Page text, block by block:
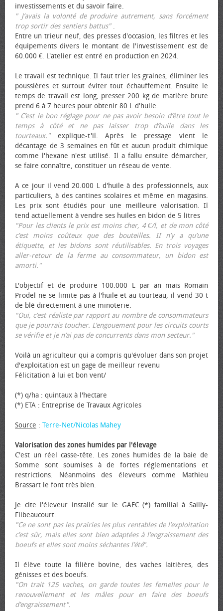
investissements et du savoir faire.
" J’avais la volonté de produire autrement, sans forcément
trop sortir des sentiers battus".
Entre un trieur neuf, des presses d'occasion, les filtres et les
équipements divers le montant de l'investissement est de
60.000 €. L'atelier est entré en production en 2024.
Le travail est technique. Il faut trier les graines, éliminer les
poussières et surtout éviter tout échauffement. Ensuite le
temps de travail est long, presser 200 kg de matière brute
prend 6 à 7 heures pour obtenir 80 L d'huile.
" C’est le bon réglage pour ne pas avoir besoin d’être tout le
temps à côté et ne pas laisser trop d’huile dans les
tourteaux."explique-t'il. Après le pressage vient le
décantage de 3 semaines en fût et aucun produit chimique
comme l'hexane n'est utilisé. Il a fallu ensuite démarcher,
se faire connaître, constituer un réseau de vente.
A ce jour il vend 20.000 L d'huile à des professionnels, aux
particuliers, à des cantines scolaires et même en magasins.
Les prix sont étudiés pour une meilleure valorisation. Il
tend actuellement à vendre ses huiles en bidon de 5 litres
"Pour les clients le prix est moins cher, 4 €/l, et de mon côté
c’est moins coûteux que des bouteilles. II n’y a qu’une
étiquette, et les bidons sont réutilisables. En trois voyages
aller-retour de la ferme au consommateur, un bidon est
amorti."
L'objectif et de produire 100.000 L par an mais Romain
Prodel ne se limite pas à l'huile et au tourteau, il vend 30 t
de blé directement à une minoterie.
"Oui, c’est réaliste par rapport au nombre de consommateurs
que je pourrais toucher. L’engouement pour les circuits courts
se vérifie et je n’ai pas de concurrents dans mon secteur."
Voilà un agriculteur qui a compris qu'évoluer dans son projet
d'exploitation est un gage de meilleur revenu
Félicitation à lui et bon vent/
(*) q/ha : quintaux à l'hectare
(*) ETA : Entreprise de Travaux Agricoles
Source : Terre-Net/Nicolas Mahey
Valorisation des zones humides par l'élevage
C'est un réel casse-tête. Les zones humides de la baie de
Somme sont soumises à de fortes réglementations et
restrictions. Néanmoins des éleveurs comme Mathieu
Brassart le font très bien.
Je cite l'éleveur installé sur le GAEC (*) familial à Sailly-
Flibeaucourt:
"Ce ne sont pas les prairies les plus rentables de l’exploitation
c’est sûr, mais elles sont bien adaptées à l’engraissement des
bœufs et elles sont moins séchantes l’été".
Il élève toute la filière bovine, des vaches laitières, des
génisses et des bœufs.
"On trait 125 vaches, on garde toutes les femelles pour le
renouvellement et les mâles pour en faire des bœufs
d’engraissement".